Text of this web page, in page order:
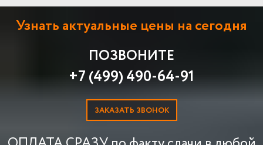
Узнать актуальные цены на сегодня
ПОЗВОНИТЕ
+7 (499) 490-64-91
ЗАКАЗАТЬ ЗВОНОК